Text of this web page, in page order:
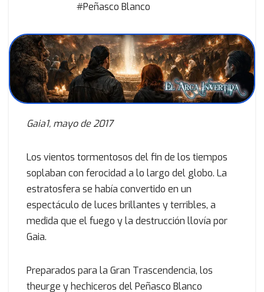
#Peñasco Blanco
Gaia1, mayo de 2017
Los vientos tormentosos del fin de los tiempos
soplaban con ferocidad a lo largo del globo. La
estratosfera se había convertido en un
espectáculo de luces brillantes y terribles, a
medida que el fuego y la destrucción llovía por
Gaia.
Preparados para la Gran Trascendencia, los
theurge y hechiceros del Peñasco Blanco